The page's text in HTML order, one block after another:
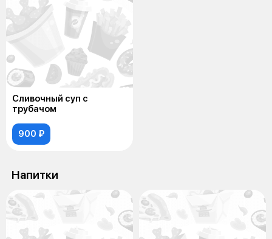
Сливочный суп с
трубачом
900 ₽
Напитки